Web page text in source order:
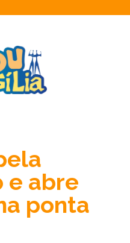
e abre
ponta